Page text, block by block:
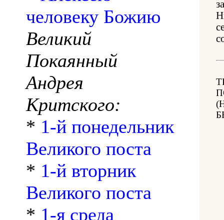
человеку Божию
Великий
Покаянный
Андрея
Критского:
* 1-й понедельник
Великого поста
* 1-й вторник
Великого поста
* 1-я среда